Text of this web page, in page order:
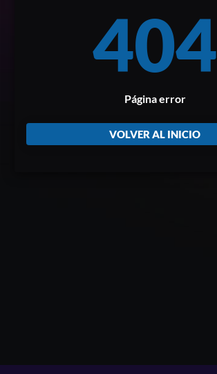
404
Página error
VOLVER AL INICIO